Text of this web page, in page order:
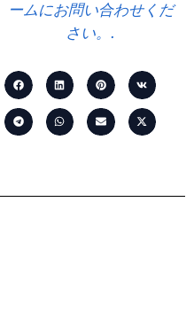
ームにお問い合わせくだ
さい。.